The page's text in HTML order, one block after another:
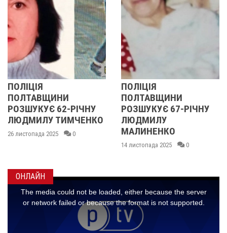
62-РІЧНУ
ТИМЧЕНКО
2025 0
ПОЛІЦІЯ
ПОЛТАВЩИНИ
РОЗШУКУЄ 67-РІЧНУ
ЛЮДМИЛУ
МАЛИНЕНКО
14 листопада 2025 0
ОНЛАЙН